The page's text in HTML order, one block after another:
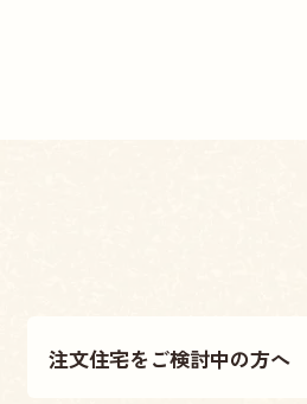
注文住宅をご検討中の方へ